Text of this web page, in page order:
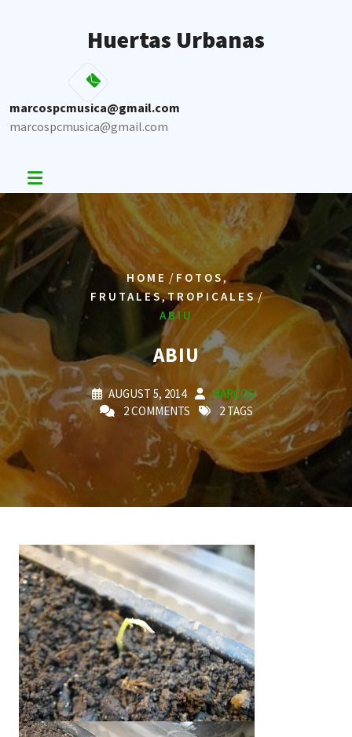
Huertas Urbanas
marcospcmusica@gmail.com
marcospcmusica@gmail.com
HOME / FOTOS,
FRUTALES,TROPICALES/
ABIU
ABIU
AUGUST 5, 2014
MARCOS
2 COMMENTS
2 TAGS